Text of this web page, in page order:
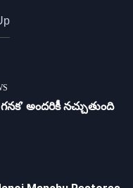
అందరికీ నచ్చుతుంది